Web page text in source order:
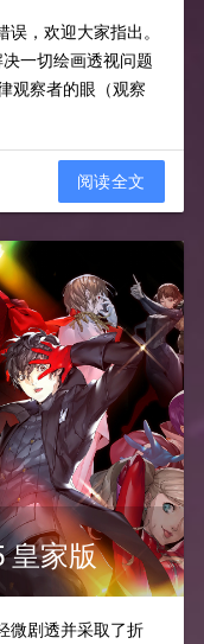
，欢迎大家指出。
一切绘画透视问题
观察者的眼（观察
阅读全文
皇家版
微剧透并采取了折